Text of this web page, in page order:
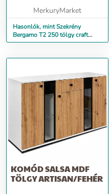
MerkuryMarket
Hasonlók, mint Szekrény
Bergamo T2 250 tölgy craft
arany/fekete/Tükör
KOMÓD SALSA MDF
TÖLGY ARTISAN/FEHÉR